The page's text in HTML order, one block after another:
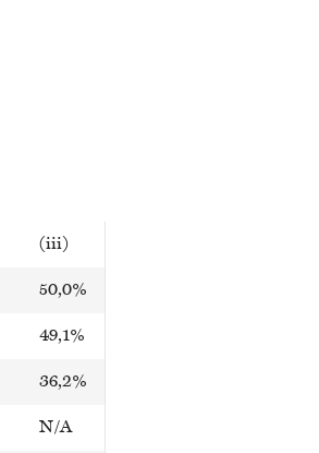
(iii)
50,0%
49,1%
36,2%
N/A